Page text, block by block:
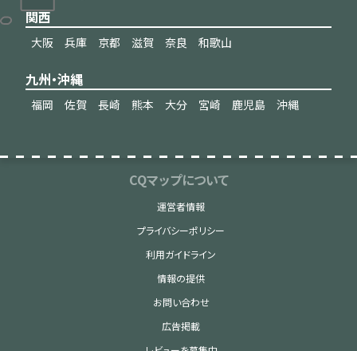
関西
大阪 兵庫 京都 滋賀 奈良 和歌山
九州・沖縄
福岡 佐賀 長崎 熊本 大分 宮崎 鹿児島 沖縄
CQマップについて
運営者情報
プライバシーポリシー
利用ガイドライン
情報の提供
お問い合わせ
広告掲載